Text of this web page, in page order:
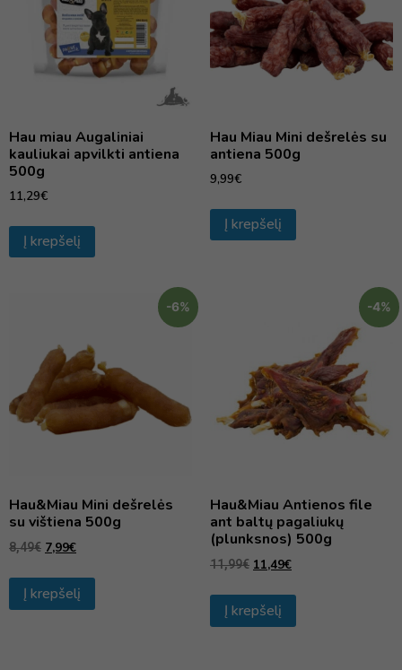
Hau miau Augaliniai
kauliukai apvilkti antiena
500g
11,29€
Į krepšelį
Hau Miau Mini dešrelės su
antiena 500g
9,99€
Į krepšelį
-6%
Hau&Miau Mini dešrelės
su vištiena 500g
8,49€ 7,99€
Į krepšelį
-4%
Hau&Miau Antienos file
ant baltų pagaliukų
(plunksnos) 500g
11,99€ 11,49€
Į krepšelį